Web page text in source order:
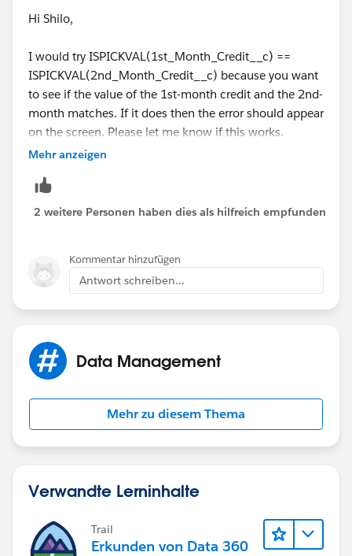
Hi Shilo,
I would try ISPICKVAL(1st_Month_Credit__c) ==
ISPICKVAL(2nd_Month_Credit__c) because you want
to see if the value of the 1st-month credit and the 2nd-
month matches. If it does then the error should appear
on the screen. Please let me know if this works.
Mehr anzeigen
2 weitere Personen haben dies als hilfreich empfunden
Kommentar hinzufügen
Antwort schreiben...
Data Management
Mehr zu diesem Thema
Verwandte Lerninhalte
Trail
Erkunden von Data 360